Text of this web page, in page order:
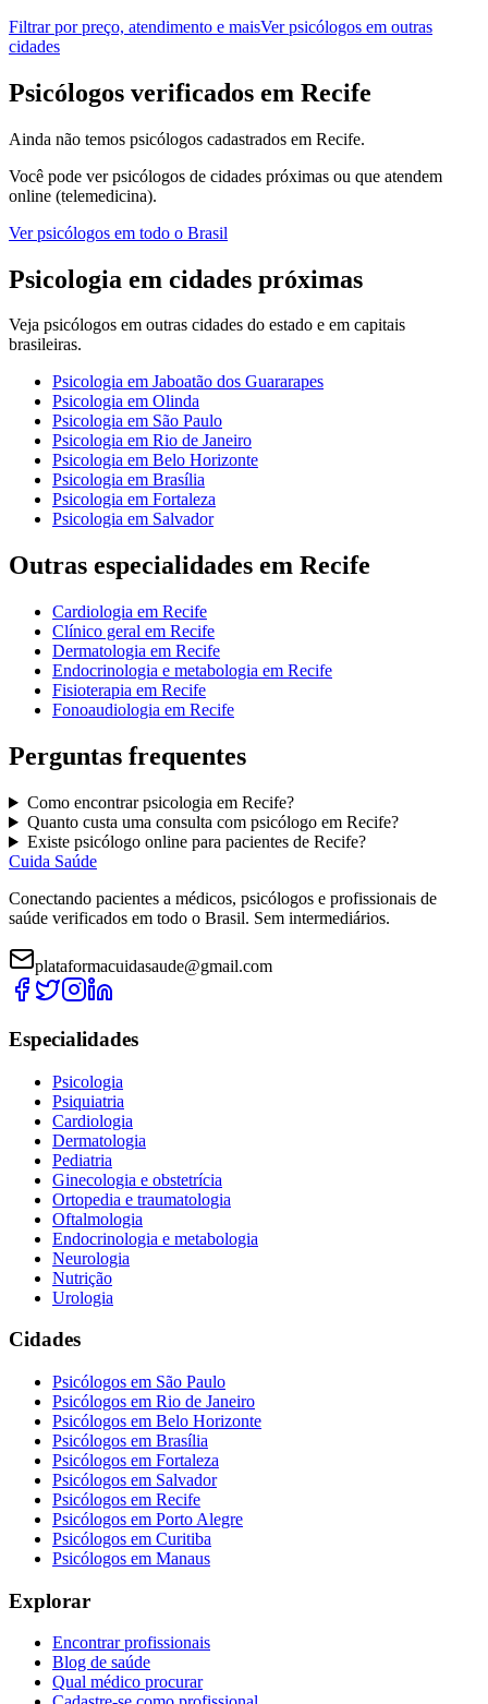
Filtrar por preço, atendimento e maisVerpsicólogos em outras
cidades
Psicólogos verificados em Recife
Ainda não temos psicólogos cadastrados em Recife.
Você pode verpsicólogos de cidades próximas ou que atendem
online (telemedicina).
Verpsicólogos em todo o Brasil
Psicologia em cidades próximas
Veja psicólogos em outras cidades do estado e em capitais
brasileiras.
Psicologia em Jaboatão dos Guararapes
Psicologia em Olinda
Psicologia em São Paulo
Psicologia em Rio de Janeiro
Psicologia em Belo Horizonte
Psicologia em Brasília
Psicologia em Fortaleza
Psicologia em Salvador
Outras especialidades em Recife
Cardiologia em Recife
Clínico geral em Recife
Dermatologia em Recife
Endocrinologia e metabologia em Recife
Fisioterapia em Recife
Fonoaudiologia em Recife
Perguntas frequentes
Como encontrarpsicologia em Recife?
Quanto custa uma consulta com psicólogoem Recife?
Existe psicólogoonline para pacientes de Recife?
Cuida Saúde
Conectando pacientes a médicos, psicólogos e profissionais de
saúde verificados em todo o Brasil. Sem intermediários.
plataformacuidasaude@gmail.com
Especialidades
Psicologia
Psiquiatria
Cardiologia
Dermatologia
Pediatria
Ginecologia e obstetrícia
Ortopedia e traumatologia
Oftalmologia
Endocrinologia e metabologia
Neurologia
Nutrição
Urologia
Cidades
Psicólogos em São Paulo
Psicólogos em Rio de Janeiro
Psicólogos em Belo Horizonte
Psicólogos em Brasília
Psicólogos em Fortaleza
Psicólogos em Salvador
Psicólogos em Recife
Psicólogos em Porto Alegre
Psicólogos em Curitiba
Psicólogos em Manaus
Explorar
Encontrar profissionais
Blog de saúde
Qual médico procurar